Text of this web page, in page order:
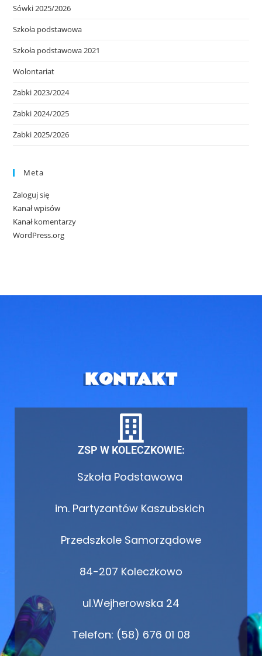
Sówki 2025/2026
Szkoła podstawowa
Szkoła podstawowa 2021
Wolontariat
Żabki 2023/2024
Żabki 2024/2025
Żabki 2025/2026
Meta
Zaloguj się
Kanał wpisów
Kanał komentarzy
WordPress.org
KONTAKT
ZSP W KOLECZKOWIE:
Szkoła Podstawowa
im. Partyzantów Kaszubskich
Przedszkole Samorządowe
84-207 Koleczkowo
ul.Wejherowska 24
Telefon: (58) 676 01 08